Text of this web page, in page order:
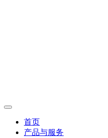
首页
产品与服务